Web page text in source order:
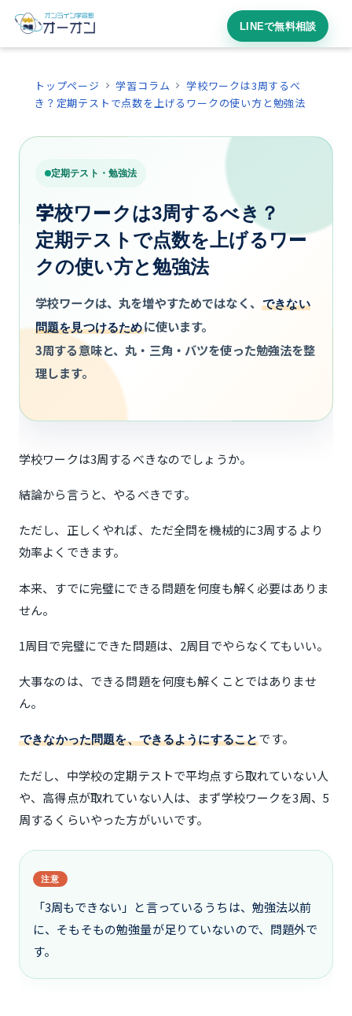
LINEで無料相談
トップページ 学習コラム
学校ワークは3周するべ
き？定期テストで点数を上げるワークの使い方と勉強法
定期テスト・勉強法
学校ワークは3周するべき？
定期テストで点数を上げるワー
クの使い方と勉強法
学校ワークは、丸を増やすためではなく、
できない
問題を見つけるために使います。
3周する意味と、丸・三角・バツを使った勉強法を整
理します。
学校ワークは3周するべきなのでしょうか。
結論から言うと、やるべきです。
ただし、正しくやれば、ただ全問を機械的に3周するより
効率よくできます。
本来、すでに完璧にできる問題を何度も解く必要はありま
せん。
1周目で完璧にできた問題は、2周目でやらなくてもいい。
大事なのは、できる問題を何度も解くことではありませ
ん。
できなかった問題を、できるようにすることです。
ただし、中学校の定期テストで平均点すら取れていない人
や、高得点が取れていない人は、まず学校ワークを3周、5
周するくらいやった方がいいです。
注意
「3周もできない」と言っているうちは、勉強法以前
に、そもそもの勉強量が足りていないので、問題外で
す。